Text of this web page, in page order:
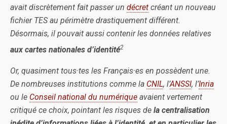
avait discrètement fait passer un décret créant un nouveau
fichier TES au périmètre drastiquement différent.
Désormais, il pouvait aussi contenir les données relatives
aux cartes nationales d’identité2
Or, quasiment tous·tes les Français·es en possèdent une.
De nombreuses institutions comme la CNIL, l’ANSSI, l’Inria
ou le Conseil national du numérique avaient vertement
critiqué ce choix, pointant les risques de la centralisation